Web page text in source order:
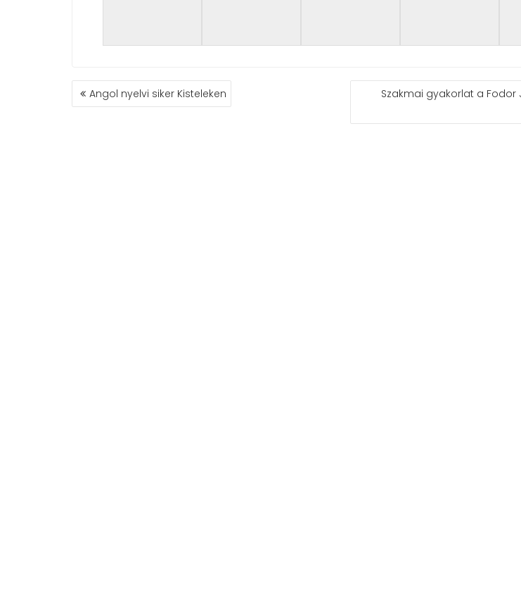
BEJEGYZÉS
NAVIGÁCIÓ
Angol nyelvi siker Kisteleken
Szakmai gyakorlat a Fodor